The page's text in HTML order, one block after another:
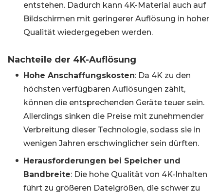
entstehen. Dadurch kann 4K-Material auch auf
Bildschirmen mit geringerer Auflösung in hoher
Qualität wiedergegeben werden.
Nachteile der 4K-Auflösung
Hohe Anschaffungskosten: Da 4K zu den
höchsten verfügbaren Auflösungen zählt,
können die entsprechenden Geräte teuer sein.
Allerdings sinken die Preise mit zunehmender
Verbreitung dieser Technologie, sodass sie in
wenigen Jahren erschwinglicher sein dürften.
Herausforderungen bei Speicher und
Bandbreite: Die hohe Qualität von 4K-Inhalten
führt zu größeren Dateigrößen, die schwer zu